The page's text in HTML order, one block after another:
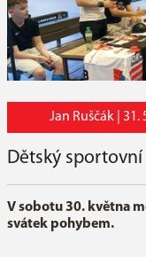
Jan Ruščák | 31.
Dětský sportovní
V sobotu 30. května
svátek pohybem.